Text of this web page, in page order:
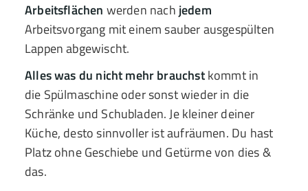
Arbeitsflächen werden nach jedem
Arbeitsvorgang mit einem sauber ausgespülten
Lappen abgewischt.
Alles was du nicht mehr brauchstkommt in
die Spülmaschine oder sonst wieder in die
Schränke und Schubladen. Je kleiner deiner
Küche, desto sinnvoller ist aufräumen. Du hast
Platz ohne Geschiebe und Getürme von dies &
das.